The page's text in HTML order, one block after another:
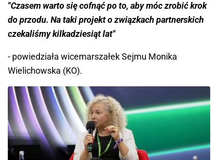
"Czasem warto się cofnąć po to, aby móc zrobić krok
do przodu. Na taki projekt o związkach partnerskich
czekaliśmy kilkadziesiąt lat"
- powiedziała wicemarszałek Sejmu Monika
Wielichowska (KO).